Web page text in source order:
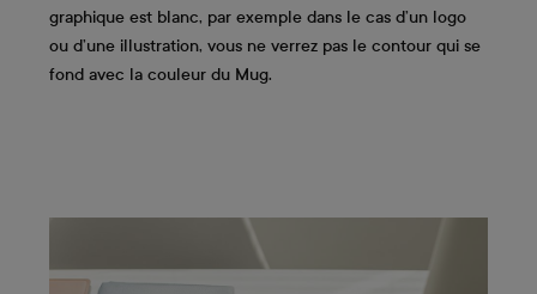
graphique est blanc, par exemple dans le cas d’un logo
ou d’une illustration, vous ne verrez pas le contour qui se
fond avec la couleur du Mug.